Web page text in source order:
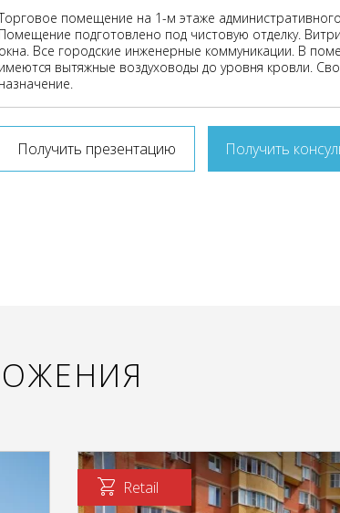
помещение на 1-м этаже
Помещение подготовлено под чистовую отделку.
окна. Все городские инженерные коммуникации. В
имеются вытяжные воздуховоды до уровня кровли.
назначение.
Получить презентацию Получить
Retail